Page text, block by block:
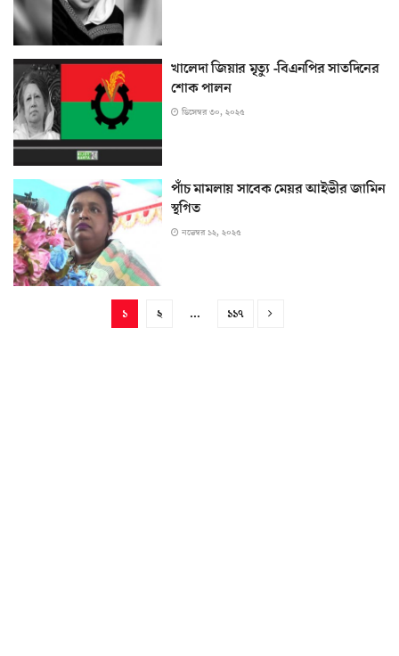
খালেদা জিয়ার মৃত্যু -বিএনপির সাতদিনের
শোক পালন
ডিসেম্বর ৩০, ২০২৫
পাঁচ মামলায় সাবেক মেয়র আইভীর জামিন
স্থগিত
নভেম্বর ১২, ২০২৫
১ ২ … ১১৭